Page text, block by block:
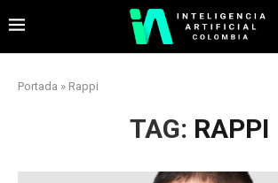
Portada » Rappi
TAG: RAPPI